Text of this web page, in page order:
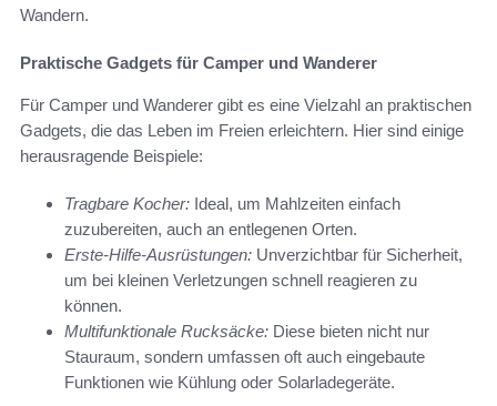
Wandern.
Praktische Gadgets für Camper und Wanderer
Für Camper und Wanderer gibt es eine Vielzahl an praktischen
Gadgets, die das Leben im Freien erleichtern. Hier sind einige
herausragende Beispiele:
Tragbare Kocher: Ideal, um Mahlzeiten einfach
zuzubereiten, auch an entlegenen Orten.
Erste-Hilfe-Ausrüstungen: Unverzichtbar für Sicherheit,
um bei kleinen Verletzungen schnell reagieren zu
können.
Multifunktionale Rucksäcke: Diese bieten nicht nur
Stauraum, sondern umfassen oft auch eingebaute
Funktionen wie Kühlung oder Solarladegeräte.